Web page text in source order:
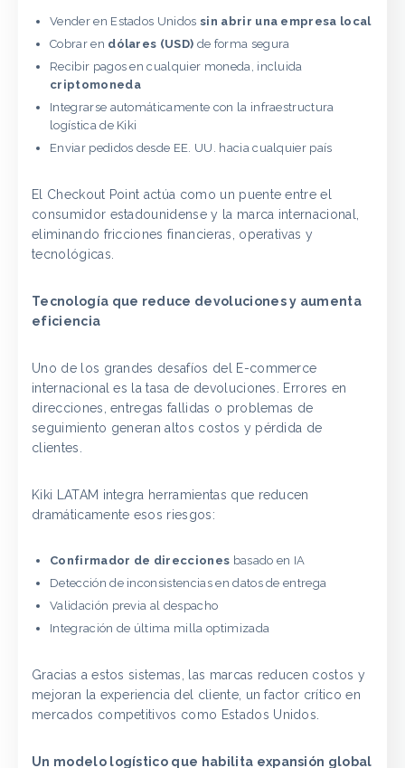
Vender en Estados Unidos sin abrir una empresa local
Cobrar en dólares (USD) de forma segura
Recibir pagos en cualquier moneda, incluida
criptomoneda
Integrarse automáticamente con la infraestructura
logística de Kiki
Enviar pedidos desde EE. UU. hacia cualquier país
El Checkout Point actúa como un puente entre el
consumidor estadounidense y la marca internacional,
eliminando fricciones financieras, operativas y
tecnológicas.
Tecnología que reduce devoluciones y aumenta
eficiencia
Uno de los grandes desafíos del E-commerce
internacional es la tasa de devoluciones. Errores en
direcciones, entregas fallidas o problemas de
seguimiento generan altos costos y pérdida de
clientes.
Kiki LATAM integra herramientas que reducen
dramáticamente esos riesgos:
Confirmador de direcciones basado en IA
Detección de inconsistencias en datos de entrega
Validación previa al despacho
Integración de última milla optimizada
Gracias a estos sistemas, las marcas reducen costos y
mejoran la experiencia del cliente, un factor crítico en
mercados competitivos como Estados Unidos.
Un modelo logístico que habilita expansión global